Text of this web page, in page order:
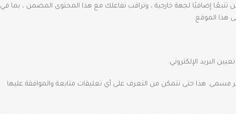
إضافيًا لجهة خارجية ، وتراقب تفاعلك مع هذا المحتوى المضمن ، بما في
هذا الموقع.
غير مسمى. هذا حتى نتمكن من التعرف على أي تعليقات متابعة والموافقة عليها